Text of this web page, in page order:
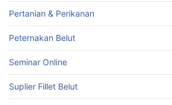
Pertanian & Perikanan
Peternakan Belut
Seminar Online
Suplier Fillet Belut